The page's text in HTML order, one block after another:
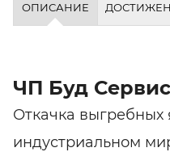
ОПИСАНИЕ
ЧП Буд
Откачка
индустриальном